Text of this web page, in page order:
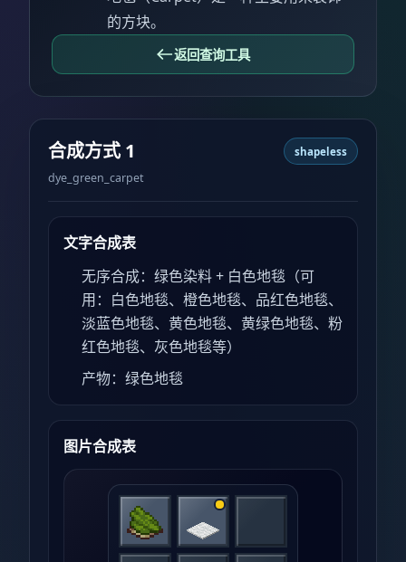
的方块。
返回查询工具
合成方式 1
dye_green_carpet
shapeless
文字合成表
无序合成：绿色染料 + 白色地毯（可
用：白色地毯、橙色地毯、品红色地毯、
淡蓝色地毯、黄色地毯、黄绿色地毯、粉
红色地毯、灰色地毯等）
产物：绿色地毯
图片合成表